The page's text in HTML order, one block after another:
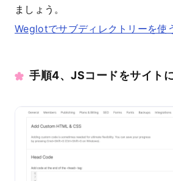
ましょう。
Weglotでサブディレクトリーを使
手順4、JSコードをサイト